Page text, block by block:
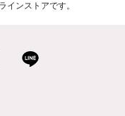
インストアです。